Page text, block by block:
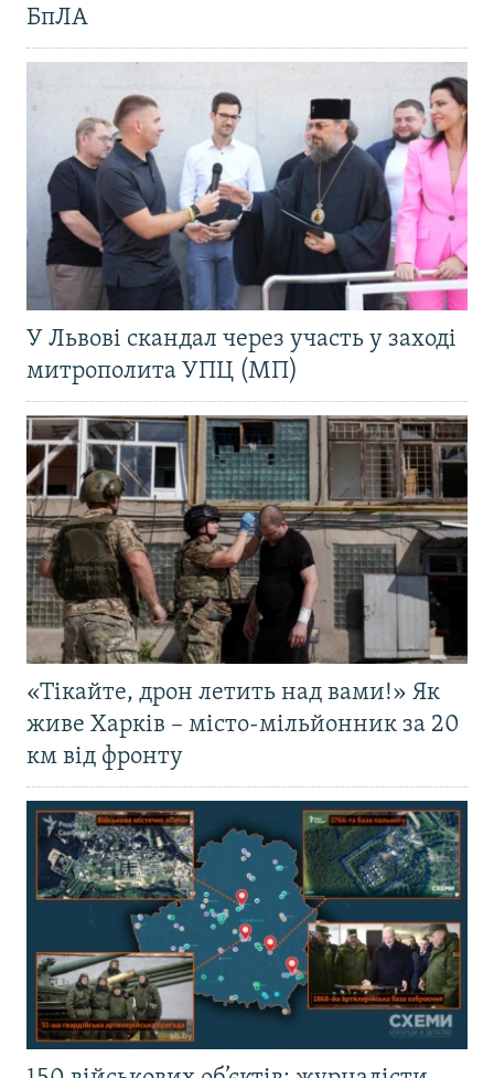
БпЛА
У Львові скандал через участь у заході
митрополита УПЦ (МП)
«Тікайте, дрон летить над вами!» Як
живе Харків – місто-мільйонник за 20
км від фронту